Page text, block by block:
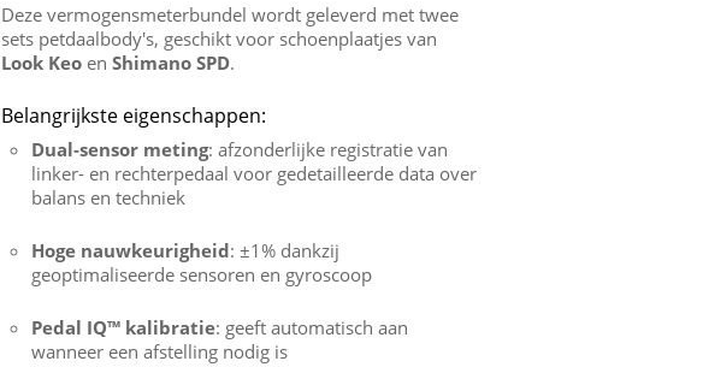
Deze vermogensmeterbundel wordt geleverd met twee
sets petdaalbody's, geschikt voor schoenplaatjes van
Look Keoen Shimano SPD.
Belangrijkste eigenschappen:
Dual‑sensor meting: afzonderlijke registratie van
linker- en rechterpedaal voor gedetailleerde data over
balans en techniek
Hoge nauwkeurigheid: ±1% dankzij
geoptimaliseerde sensoren en gyroscoop
Pedal IQ™ kalibratie: geeft automatisch aan
wanneer een afstelling nodig is